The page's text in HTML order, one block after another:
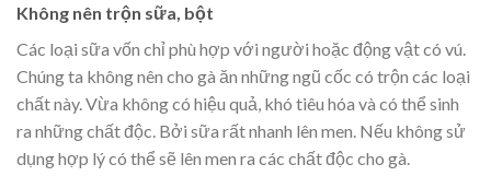
Không nên trộn sữa, bột
Các loại sữa vốn chỉ phù hợp với người hoặc động vật có vú.
Chúng ta không nên cho gà ăn những ngũ cốc có trộn các loại
chất này. Vừa không có hiệu quả, khó tiêu hóa và có thể sinh
ra những chất độc. Bởi sữa rất nhanh lên men. Nếu không sử
dụng hợp lý có thể sẽ lên men ra các chất độc cho gà.